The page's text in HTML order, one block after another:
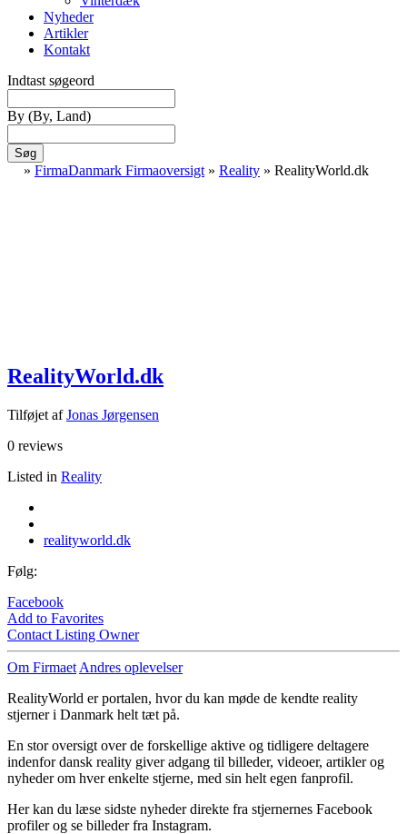
Nyheder
Artikler
Kontakt
Indtast søgeord
By (By, Land)
Søg
» FirmaDanmark Firmaoversigt » Reality » RealityWorld.dk
RealityWorld.dk
Tilføjet afJonas Jørgensen
0 reviews
Listed in Reality
realityworld.dk
Følg:
Facebook
Add to Favorites
Contact Listing Owner
Om Firmaet Andres oplevelser
RealityWorld er portalen, hvor du kan møde de kendte reality
stjerner i Danmark helt tæt på.
En stor oversigt over de forskellige aktive og tidligere deltagere
indenfor dansk reality giver adgang til billeder, videoer, artikler og
nyheder om hver enkelte stjerne, med sin helt egen fanprofil.
Her kan du læse sidste nyheder direkte fra stjernernes Facebook
profiler og se billeder fra Instagram.